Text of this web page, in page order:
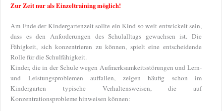
Zur Zeit nur als Einzeltraining möglich!
Am Ende der Kindergartenzeit sollte ein Kind so weit entwickelt sein,
dass es den Anforderungen des Schulalltags gewachsen ist. Die
Fähigkeit, sich konzentrieren zu können, spielt eine entscheidende
Rolle für die Schulfähigkeit.
Kinder, die in der Schule wegen Aufmerksamkeitsstörungen und Lern-
und Leistungsproblemen auffallen, zeigen häufig schon im
Kindergarten typische Verhaltensweisen, die auf
Konzentrationsprobleme hinweisen können: